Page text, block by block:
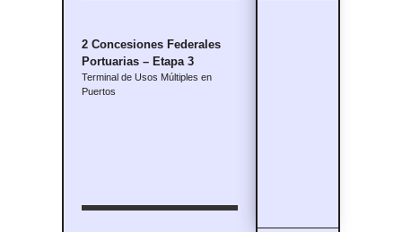
2 Concesiones Federales
Portuarias – Etapa 3
Terminal de Usos Múltiples en
Puertos